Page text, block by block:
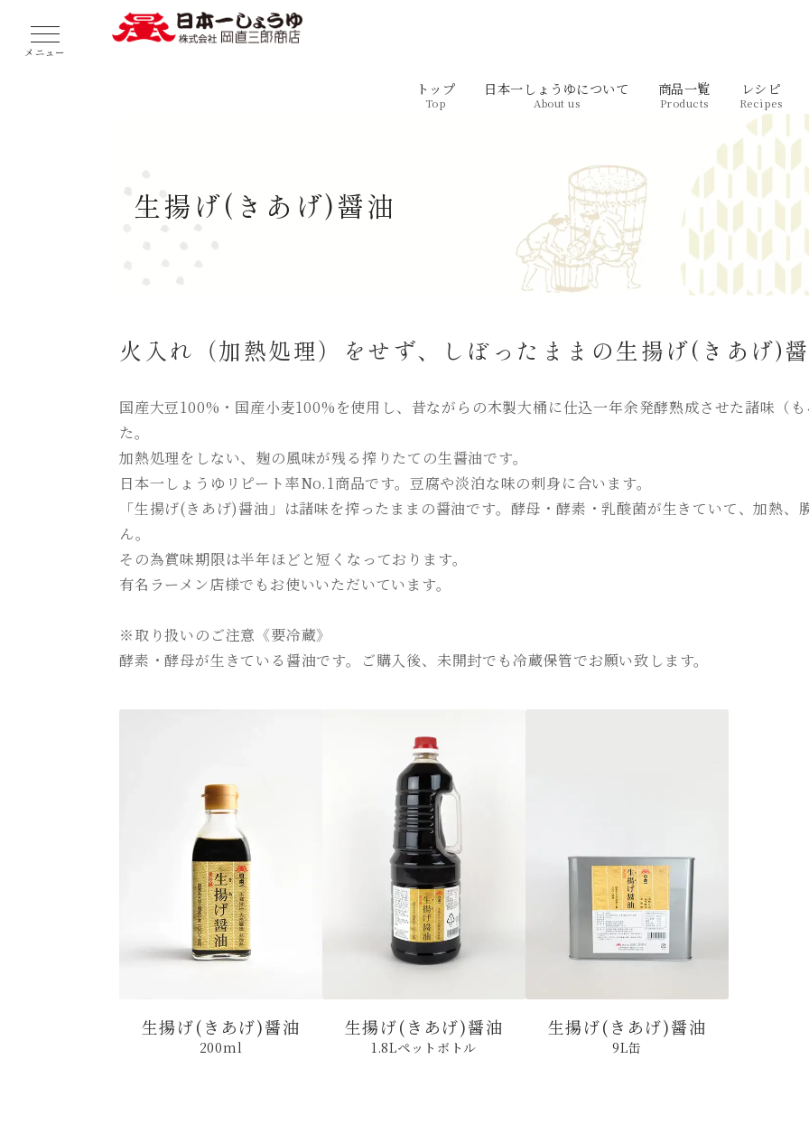
トップ
Top
日本一しょうゆについて
About us
商品一覧
Products
レシピ
Recipes
生揚げ(きあげ)醤油
火入れ（加熱処理）をせず、しぼったままの生揚げ(きあげ)
国産大豆100%・国産小麦100%を使用し、昔ながらの木製大桶に仕込一年余発酵熟成させた諸味（
た。
加熱処理をしない、麹の風味が残る搾りたての生醤油です。
日本一しょうゆリピート率No.1商品です。豆腐や淡泊な味の刺身に合います。
「生揚げ(きあげ)醤油」は諸味を搾ったままの醤油です。酵母・酵素・乳酸菌が生きていて、加熱、
ん。
その為賞味期限は半年ほどと短くなっております。
有名ラーメン店様でもお使いいただいています。
※取り扱いのご注意《要冷蔵》
酵素・酵母が生きている醤油です。ご購入後、未開封でも冷蔵保管でお願い致します。
生揚げ(きあげ)醤油
200ml
生揚げ(きあげ)醤油
1.8Lペットボトル
生揚げ(きあげ)醤油
9L缶
メニュー